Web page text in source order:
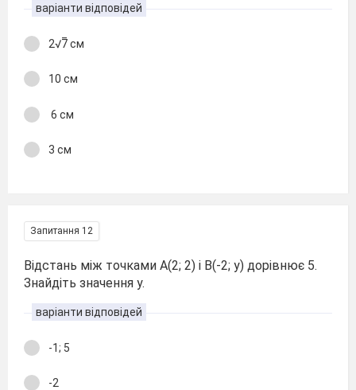
варіанти відповідей
2√7̅ см
10 см
6 см
3 см
Запитання 12
Відстань між точками А(2; 2) і В(-2; у) дорівнює 5.
Знайдіть значення у.
варіанти відповідей
-1; 5
-2